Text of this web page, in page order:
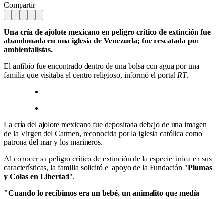
Compartir
Una cría de ajolote mexicano en peligro crítico de extinción fue
abandonada en una iglesia de Venezuela; fue rescatada por
ambientalistas.
El anfibio fue encontrado dentro de una bolsa con agua por una
familia que visitaba el centro religioso, informó el portal RT.
La cría del ajolote mexicano fue depositada debajo de una imagen
de la Virgen del Carmen, reconocida por la iglesia católica como
patrona del mar y los marineros.
Al conocer su peligro crítico de extinción de la especie única en sus
características, la familia solicitó el apoyo de la Fundación "Plumas
y Colas en Libertad".
"Cuando lo recibimos era un bebé, un animalito que medía